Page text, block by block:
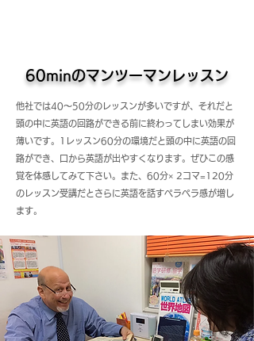
60minのマンツーマンレッスン
他社では40〜50分のレッスンが多いですが、それだと
頭の中に英語の回路ができる前に終わってしまい効果が
薄いです。1レッスン60分の環境だと頭の中に英語の回
路ができ、口から英語が出やすくなります。ぜひこの感
覚を体感してみて下さい。また、60分× 2コマ=120分
のレッスン受講だとさらに英語を話すペラペラ感が増し
ます。